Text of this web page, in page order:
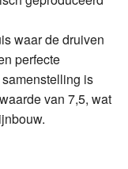
waar de druiven
perfecte
is
van 7,5, wat